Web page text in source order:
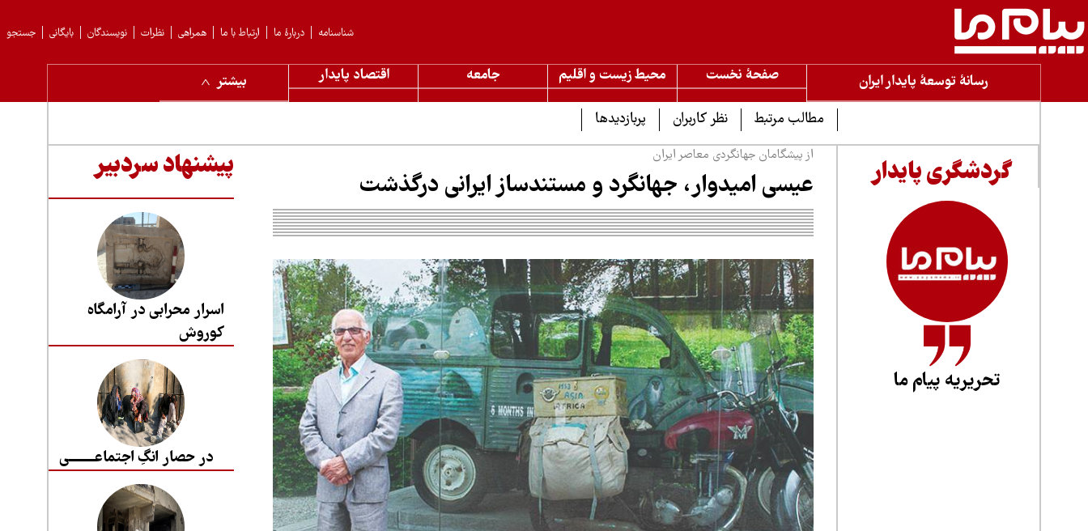
جستجو بایگانی نویسندگان نظرات همراهی ارتباط با ما دربارهٔ ما شناسنامه
رسانۀ توسعۀ پایدار ایران صفحۀ نخست محیط زیست و اقلیم جامعه اقتصاد پایدار
بیشتر
مطالب مرتبط
نظر کاربران پربازدیدها
گردشگری پایدار
تحریریه پیام ما
از پیشگامان جهانگردی معاصر ایران
عیسی امیدوار، جهانگرد و مستندساز ایرانی درگذشت
پیشنهاد سردبیر
اسرار محرابی در آرامگاه
کوروش
در حصار انگِ اجتماعــــــــی